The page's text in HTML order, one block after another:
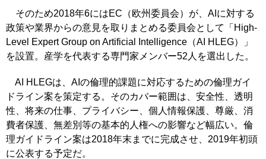
そのため2018年6にはEC（欧州委員会）が、AIに対する
政策や業界からの意見を取りまとめる委員会として「High-
Level Expert Group on Artificial Intelligence（AI HLEG）」
を設置。産学を代表する専門家メンバー52人を選出した。
AI HLEGは、AIの倫理的課題に対応するための倫理ガイ
ドライン案を策定する。そのカバー範囲は、安全性、透明
性、将来の仕事、プライバシー、個人情報保護、尊厳、消
費者保護、無差別等の基本的人権への影響など幅広い。倫
理ガイドライン案は2018年末までに完成させ、2019年初頭
に公表する予定だ。